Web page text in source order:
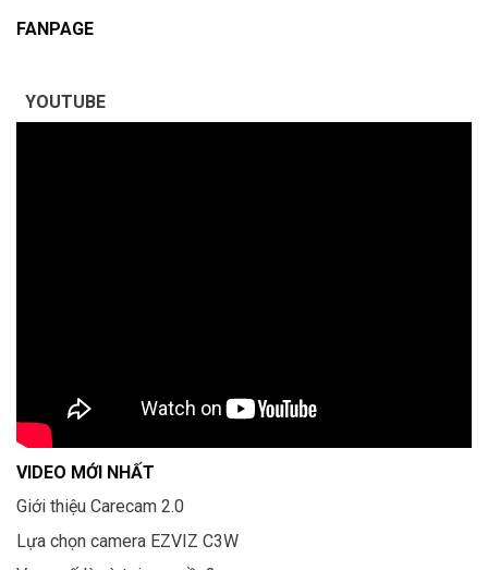
FANPAGE
YOUTUBE
VIDEO MỚI NHẤT
Giới thiệu Carecam 2.0
Lựa chọn camera EZVIZ C3W